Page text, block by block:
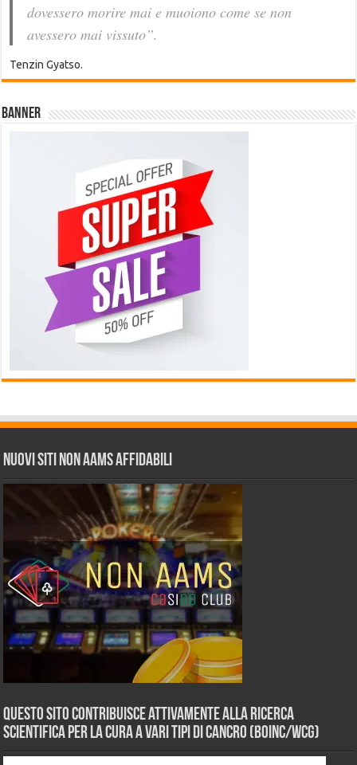
dovessero morire mai e muoiono come se non
avessero mai vissuto”.
Tenzin Gyatso.
Banner
Nuovi siti non AAMS affidabili
Questo sito contribuisce attivamente alla ricerca
scientifica per la cura a vari tipi di Cancro (BOINC/WCG)